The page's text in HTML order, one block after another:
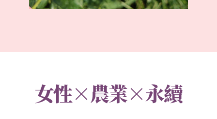
女性×農業×永續